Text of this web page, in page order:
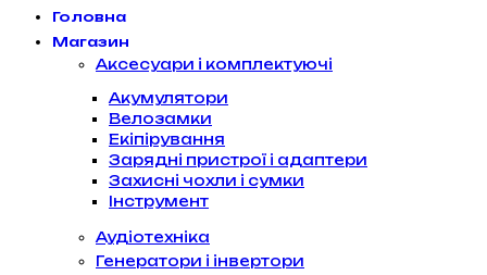
Головна
Магазин
Аксесуари і комплектуючі
Акумулятори
Велозамки
Екіпірування
Зарядні пристрої і адаптери
Захисні чохли і сумки
Інструмент
Аудіотехніка
Генератори і інвертори